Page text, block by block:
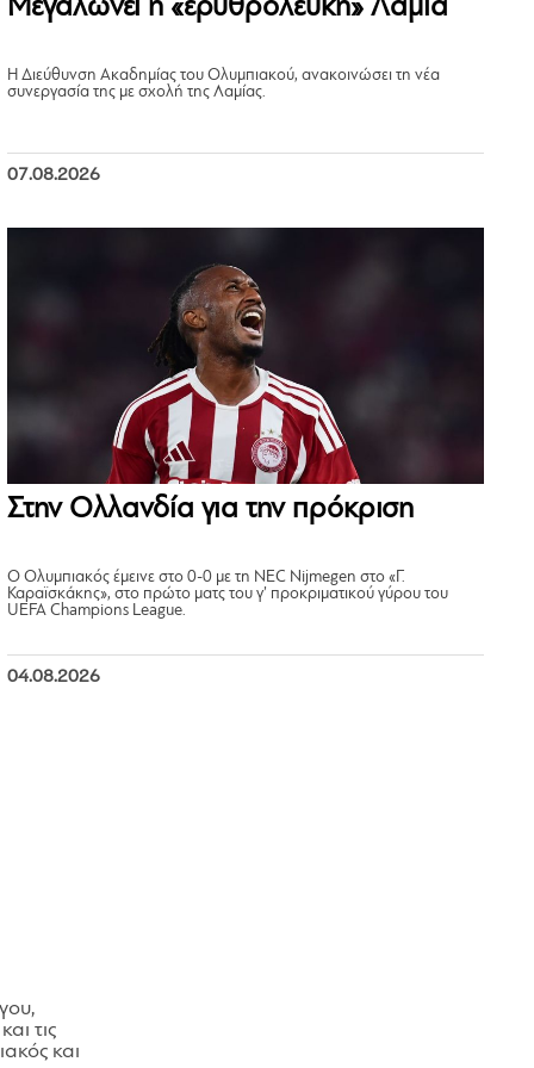
Μεγαλώνει η «ερυθρόλευκη» Λαμία
Η Διεύθυνση Ακαδημίας του Ολυμπιακού, ανακοινώσει τη νέα
συνεργασία της με σχολή της Λαμίας.
07.08.2026
Στην Ολλανδία για την πρόκριση
Ο Ολυμπιακός έμεινε στο 0-0 με τη NEC Nijmegen στο «Γ.
Καραϊσκάκης», στο πρώτο ματς του γ’ προκριματικού γύρου του
UEFA Champions League.
04.08.2026
τις
και